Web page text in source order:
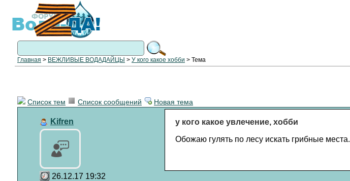
Главная > ВЕЖЛИВЫЕ ВОДАДАЙЦЫ > У кого какое хобби > Тема
Список тем
Список сообщений Новая тема
Kifren
26.12.17 19:32
у кого какое увлечение, хобби
Обожаю гулять по лесу искать грибные места.